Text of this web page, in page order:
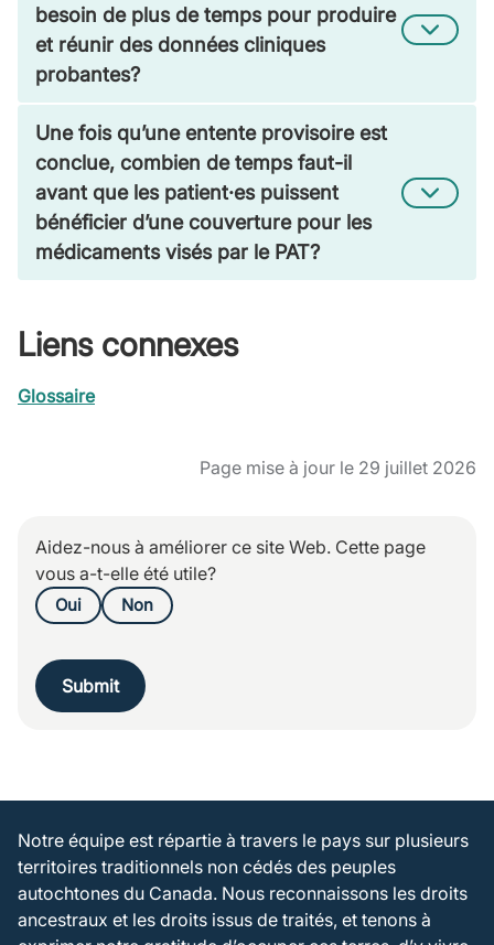
besoin de plus de temps pour produire
et réunir des données cliniques
probantes?
Une fois qu’une entente provisoire est
conclue, combien de temps faut-il
avant que les patient·es puissent
bénéficier d’une couverture pour les
médicaments visés par le PAT?
Liens connexes
Glossaire
Page mise à jour le 29 juillet 2026
Aidez-nous à améliorer ce site Web. Cette page
vous a-t-elle été utile?
Oui Non
Submit
Notre équipe est répartie à travers le pays sur plusieurs
territoires traditionnels non cédés des peuples
autochtones du Canada. Nous reconnaissons les droits
ancestraux et les droits issus de traités, et tenons à